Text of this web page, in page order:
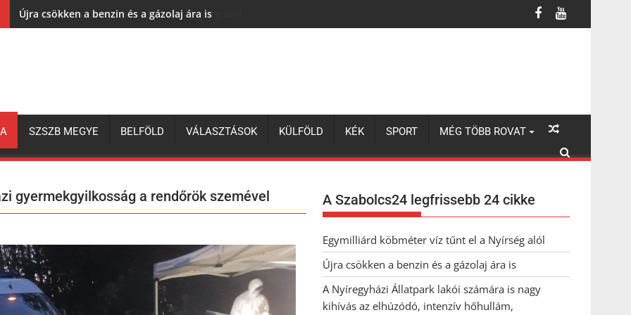
Újra csökken a benzin és a gázolaj ára is
SZSZB MEGYE BELFÖLD VÁLASZTÁSOK KÜLFÖLD KÉK SPORT MÉG TÖBB ROVAT
gyermekgyilkosság a rendőrök szemével A Szabolcs24 legfrissebb 24 cikke
Egymilliárd köbméter víz tűnt el a Nyírség alól
Újra csökken a benzin és a gázolaj ára is
A Nyíregyházi Állatpark lakói számára is nagy
kihívás az elhúzódó, intenzív hőhullám,